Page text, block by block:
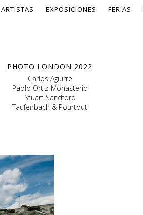
ARTISTAS EXPOSICIONES FERIAS
PHOTO LONDON 2022
Carlos Aguirre
Pablo Ortiz-Monasterio
Stuart Sandford
Taufenbach & Pourtout